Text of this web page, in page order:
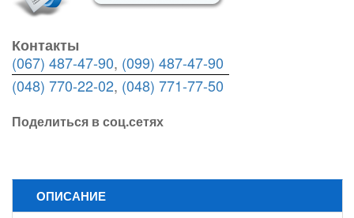
Контакты
(067) 487-47-90, (099) 487-47-90
(048) 770-22-02, (048) 771-77-50
Поделиться в соц.сетях
ОПИСАНИЕ